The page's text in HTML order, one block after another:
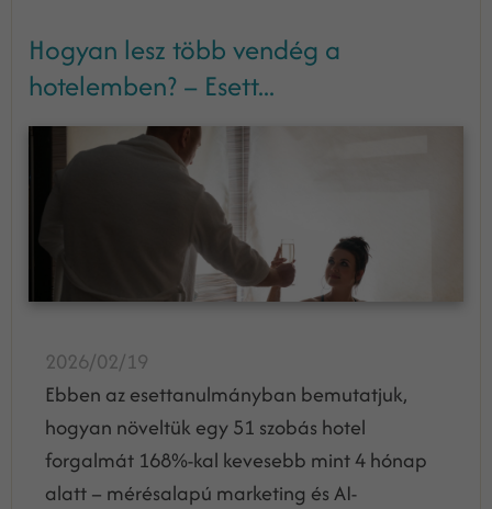
Hogyan lesz több vendég a
hotelemben? – Esett...
2026/02/19
Ebben az esettanulmányban bemutatjuk,
hogyan növeltük egy 51 szobás hotel
forgalmát 168%-kal kevesebb mint 4 hónap
alatt – mérésalapú marketing és AI-